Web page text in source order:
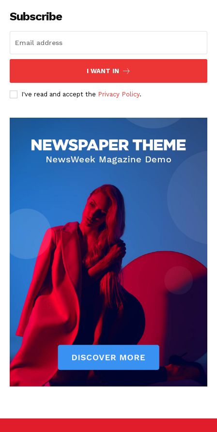
Subscribe
I WANT IN
I've read and accept the Privacy Policy.